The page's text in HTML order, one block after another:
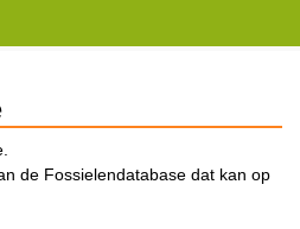
de Fossielendatabase dat kan op